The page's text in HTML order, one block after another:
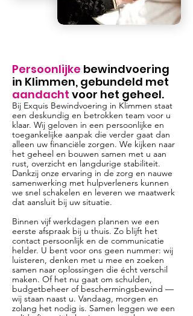
Persoonlijke bewindvoering
in Klimmen, gebundeld met
aandacht voor het geheel.
Bij Exquis Bewindvoering in Klimmen staat
een deskundig en betrokken team voor u
klaar. Wij geloven in een persoonlijke en
toegankelijke aanpak die verder gaat dan
alleen uw financiële zorgen. We kijken naar
het geheel en bouwen samen met u aan
rust, overzicht en langdurige stabiliteit.
Dankzij onze ervaring in de zorg en nauwe
samenwerking met hulpverleners kunnen
we snel schakelen en leveren we maatwerk
dat aansluit bij uw situatie.
Binnen vijf werkdagen plannen we een
eerste afspraak bij u thuis. Zo blijft het
contact persoonlijk en de communicatie
helder. U bent voor ons geen nummer: wij
luisteren, denken met u mee en zoeken
samen naar oplossingen die écht verschil
maken. Of het nu gaat om schulden,
budgetbeheer of beschermingsbewind —
wij staan naast u. Vandaag, morgen en
zolang het nodig is. Samen leggen we een